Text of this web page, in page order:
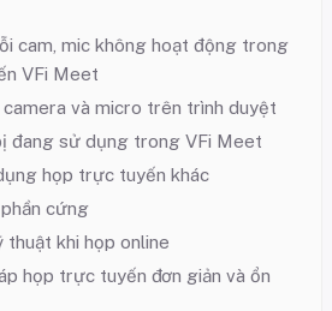
cam, mic không hoạt động trong
VFi Meet
và micro trên trình duyệt
đang sử dụng trong VFi Meet
họp trực tuyến khác
cứng
thuật khi họp online
họp trực tuyến đơn giản và ổn